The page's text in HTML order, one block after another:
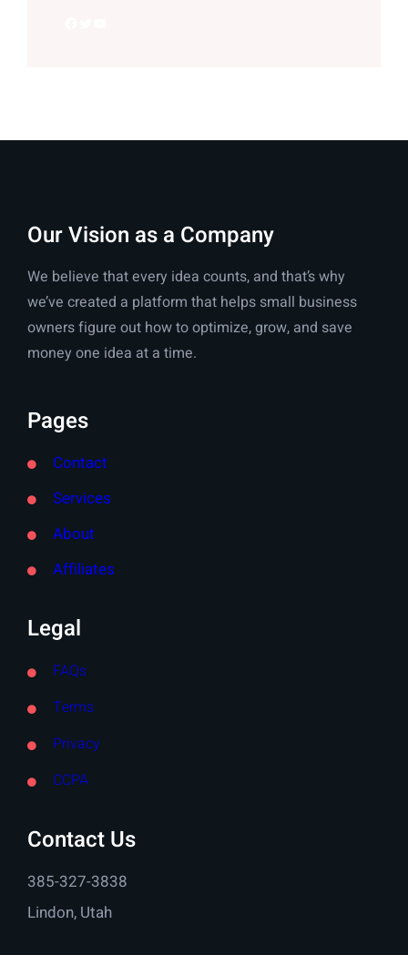
Our Vision as a Company
We believe that every idea counts, and that’s why
we’ve created a platform that helps small business
owners figure out how to optimize, grow, and save
money one idea at a time.
Pages
Contact
Services
About
Affiliates
Legal
FAQs
Terms
Privacy
CCPA
Contact Us
385-327-3838
Lindon, Utah